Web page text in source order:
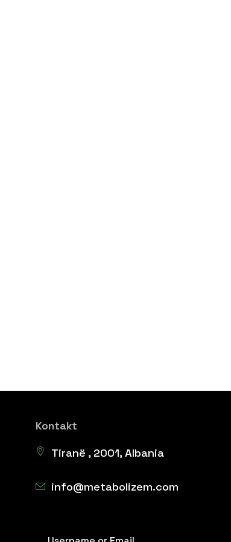
Kontakt
Tiranë , 2001, Albania
info@metabolizem.com